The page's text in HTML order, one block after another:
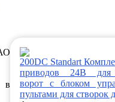
200DC Standart
приводов 24В для
ворот с блоком
пультами для створок